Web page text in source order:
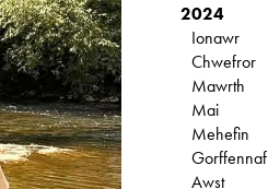
2024
Ionawr
Chwefror
Mawrth
Mai
Mehefin
Gorffennaf
Awst